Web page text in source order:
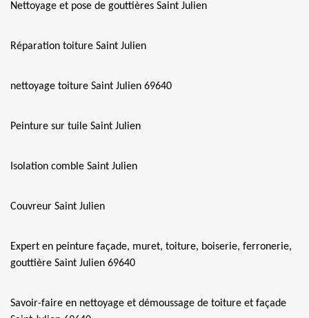
Nettoyage et pose de gouttières Saint Julien
Réparation toiture Saint Julien
nettoyage toiture Saint Julien 69640
Peinture sur tuile Saint Julien
Isolation comble Saint Julien
Couvreur Saint Julien
Expert en peinture façade, muret, toiture, boiserie, ferronerie,
gouttière Saint Julien 69640
Savoir-faire en nettoyage et démoussage de toiture et façade